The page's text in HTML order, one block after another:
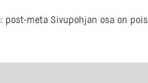
meta Sivupohjan osa on